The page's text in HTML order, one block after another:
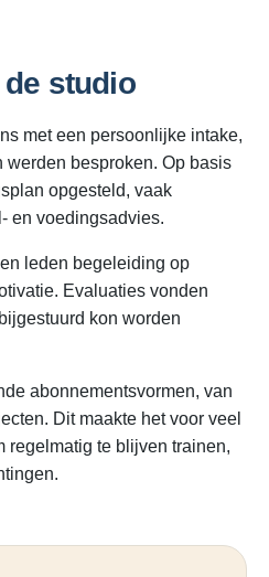
studio
met een persoonlijke intake,
besproken. Op basis
opgesteld, vaak
en voedingsadvies.
leden begeleiding op
Evaluaties vonden
kon worden
abonnementsvormen, van
Dit maakte het voor veel
regelmatig te blijven trainen,